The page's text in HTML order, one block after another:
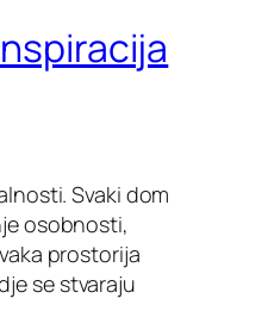
Svaki dom
osobnosti,
prostorija
se stvaraju